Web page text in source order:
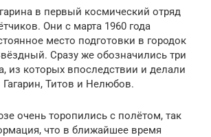
в первый космический отряд
Они с марта 1960 года
место подготовки в городок
Сразу же обозначились три
из которых впоследствии и делали
Титов и Нелюбов.
очень торопились с полётом, так
что в ближайшее время